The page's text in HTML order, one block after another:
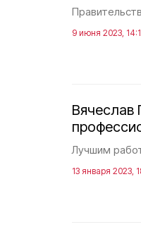
9 июня 2023,
Вячеслав
Лучшим
13 января 2023,